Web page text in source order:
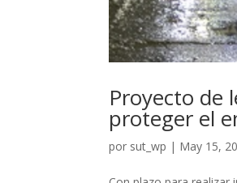
Proyecto de
proteger el
por sut_wp | May 15,